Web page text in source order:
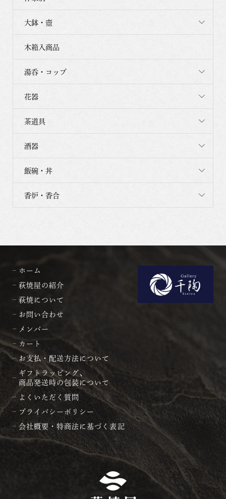
大鉢・壺
木箱入商品
湯呑・コップ
花器
茶道具
酒器
飯碗・丼
香炉・香合
ホーム
萩焼屋の紹介
萩焼について
お問い合わせ
メンバー
カート
お支払・配送方法について
ギフトラッピング、
商品発送時の包装について
よくいただく質問
プライバシーポリシー
会社概要・特商法に基づく表記